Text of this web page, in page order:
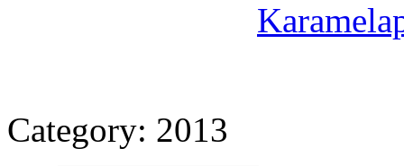
Category: 2013